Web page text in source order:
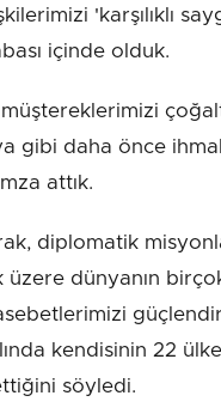
'karşılıklı
içinde olduk.
gibi daha önce
attık.
diplomatik
üzere dünyanın
kendisinin 22
söyledi.